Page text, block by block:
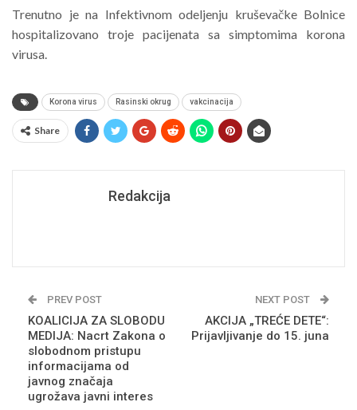
Trenutno je na Infektivnom odeljenju kruševačke Bolnice
hospitalizovano troje pacijenata sa simptomima korona
virusa.
Korona virus Rasinski okrug vakcinacija
Share
Redakcija
PREV POST
KOALICIJA ZA SLOBODU
MEDIJA: Nacrt Zakona o
slobodnom pristupu
informacijama od
javnog značaja
ugrožava javni interes
NEXT POST
AKCIJA „TREĆE DETE“:
Prijavljivanje do 15. juna